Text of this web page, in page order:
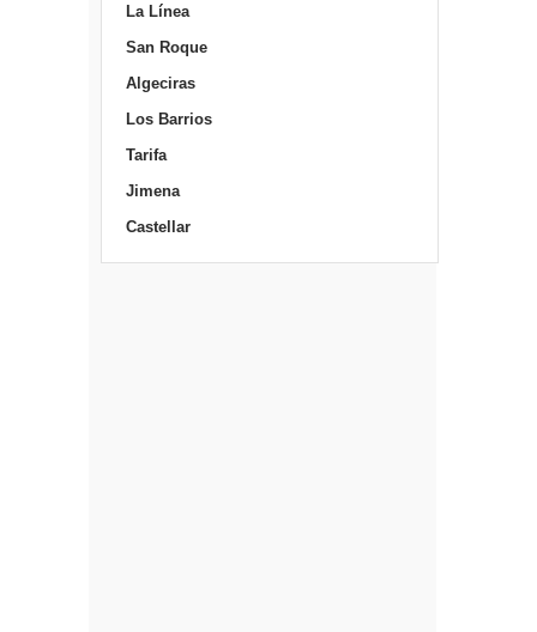
La Línea
San Roque
Algeciras
Los Barrios
Tarifa
Jimena
Castellar